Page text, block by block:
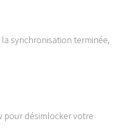
synchronisation terminée,
pour désimlocker votre